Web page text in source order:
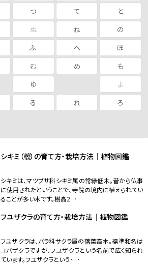
つ て
と
ぬ ね
の
ふ へ
ほ
む め
も
ゆ
よ
る れ
ろ
シキミ（樒）の育て方・栽培方法｜植物図鑑
シキミは、マツブサ科シキミ属の常緑低木。昔から仏事
に使用されたということで、寺院の境内に植えられてい
ることが多い木です。樹高2···
フユザクラの育て方・栽培方法｜植物図鑑
フユザクラは、バラ科サクラ属の落葉高木。標準和名は
コバザクラですが、フユザクラという名前で広く知られ
ています。フユザクラという···